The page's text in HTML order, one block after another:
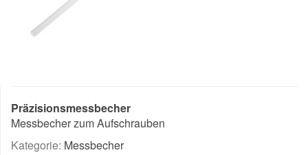
Präzisionsmessbecher
Messbecher zum Aufschrauben
Kategorie: Messbecher